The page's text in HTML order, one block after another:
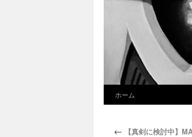
ホーム
← 【真剣に検討中】